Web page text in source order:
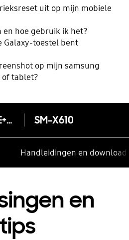
uit op mijn mobiele
en hoe gebruik ik het?
Galaxy-toestel bent
op mijn samsung
tablet?
Galaxy Tab S9 FE+ (Wi-Fi, 12.4") SM-X610
Handleidingen en
en
tips